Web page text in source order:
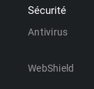
Sécurité
Antivirus
WebShield